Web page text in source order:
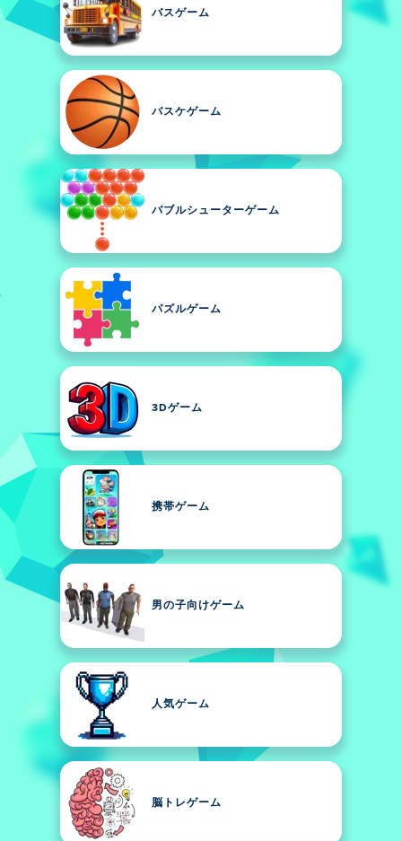
バスゲーム
バスケゲーム
バブルシューターゲーム
パズルゲーム
3Dゲーム
携帯ゲーム
男の子向けゲーム
人気ゲーム
脳トレゲーム